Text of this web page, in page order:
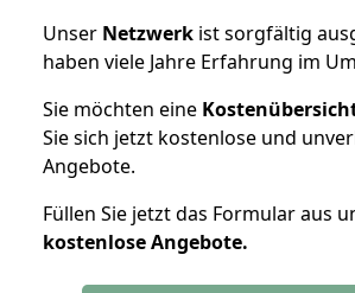
Unser Netzwerk ist sorgfältig
haben viele Jahre Erfahrung im
Sie möchten eine
Sie sich jetzt kostenlose und
Angebote.
Füllen Sie jetzt das Formular aus
kostenloseAngebote.